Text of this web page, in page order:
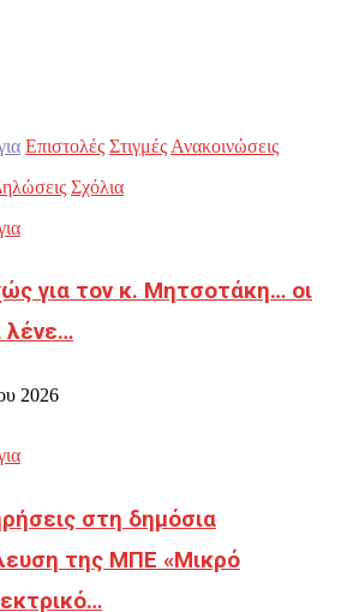
Επιστολές Στιγμές Ανακοινώσεις
Σχόλια
για τον κ. Μητσοτάκη… οι
λένε…
2026
στη δημόσια
της ΜΠΕ «Μικρό